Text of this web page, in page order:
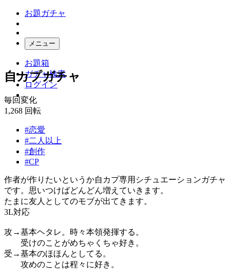
お題ガチャ
メニュー
お題箱
ガチャ検索
ログイン
自カプガチャ
毎回変化
1,268 回転
#恋愛
#二人以上
#創作
#CP
作者が作りたいというか自カプ専用シチュエーションガチャ
です。思いつけばどんどん増えていきます。
たまに友人としてのモブが出てきます。
3L対応
攻→基本ヘタレ。時々本領発揮する。
受けのことがめちゃくちゃ好き。
受→基本のほほんとしてる。
攻めのことは程々に好き。